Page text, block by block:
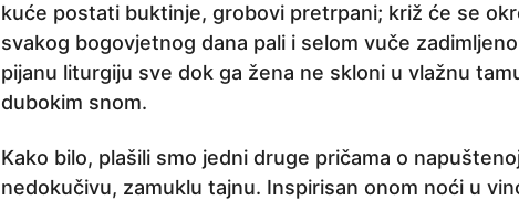
kuće postati buktinje, grobovi pretrpani; križ će se
svakog bogovjetnog dana pali i selom vuče
pijanu liturgiju sve dok ga žena ne skloni u vlažnu
dubokim snom.
Kako bilo, plašili smo jedni druge pričama o
nedokučivu, zamuklu tajnu. Inspirisan onom noći u